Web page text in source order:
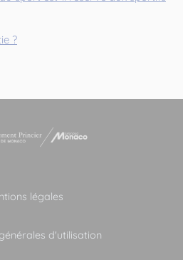
?
légales
d'utilisation